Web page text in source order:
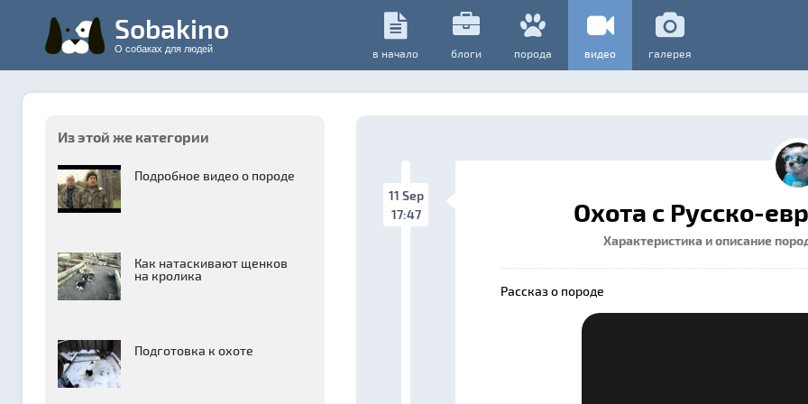
Sobakino
О собаках для людей в начало блоги порода видео галерея
Из этой же категории
Подробное видео о породе
Как натаскивают щенков
на кролика
Подготовка к охоте
11 Sep
17:47
Охота с Русско-
Характеристика и описание
Рассказ о породе